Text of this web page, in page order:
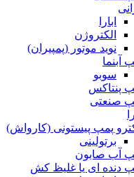
ابارا
الکتروژن
نوید موتور (پمپیران)
آبنما
سوبو
پنتاکس
صنعتی
پمپ پیستونی (کارواش)
برتولینی
آب صابون
دنده ای یا غلیظ کش